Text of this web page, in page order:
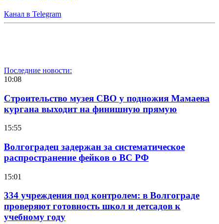
Канал в Telegram
Последние новости:
10:08
Строительство музея СВО у подножия Мамаева
кургана выходит на финишную прямую
15:55
Волгоградец задержан за систематическое
распространение фейков о ВС РФ
15:01
334 учреждения под контролем: в Волгограде
проверяют готовность школ и детсадов к
учебному году